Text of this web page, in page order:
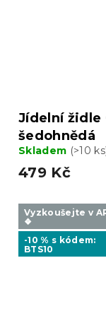
Jídelní židle
šedohnědá
Skladem (>10
479 Kč
Vyzkoušejte v
❖
-10 % s kódem:
BTS10